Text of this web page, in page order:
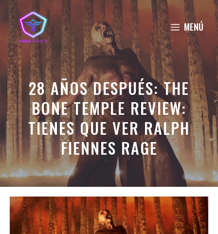
Saltar
contenido
MENÚ
28 AÑOS DESPUÉS: THE
BONE TEMPLE REVIEW:
TIENES QUE VER RALPH
FIENNES RAGE